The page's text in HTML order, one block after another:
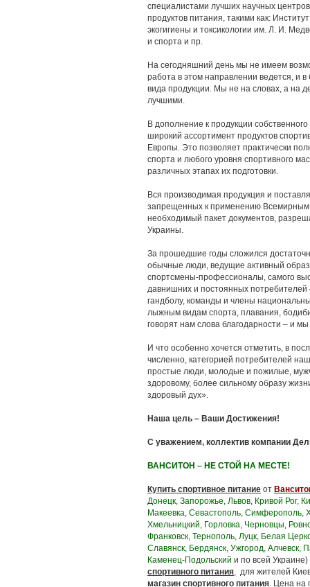
специалистами лучших научных
продуктов питания, такими как:
экогигиены и токсикологии им. Л. И.
и спорта и пр.
На сегодняшний день мы не имеем
работа в этом направлении ведется, и
вида продукции. Мы не на словах, а на
лучшими.
В дополнение к продукции
широкий ассортимент продуктов
Европы. Это позволяет практически
спорта и любого уровня спортивного
различных этапах их подготовки.
Вся производимая продукция и
запрещенных к применению Всемирным
необходимый пакет документов,
Украины.
За прошедшие годы сложился
обычные люди, ведущие активный
спортсмены-профессионалы, самого
давнишних и постоянных потребителей
гандболу, команды и члены
лыжным видам спорта, плавания,
говорят нам слова благодарности – и
И что особенно хочется отметить, в
численно, категорией потребителей
простые люди, молодые и пожилые,
здоровому, более сильному образу
здоровый дух».
Наша цель – Ваши Достижения!
С уважением, коллектив компании
ВАНСИТОН – НЕ СТОЙ НА МЕСТЕ!
Купить спортивное питание от
Донецк, Запорожье, Львов, Кривой Рог,
Макеевка, Севастополь, Симферополь,
Хмельницкий, Горловка, Черновцы,
Франковск, Тернополь, Луцк, Белая
Славянск, Бердянск, Ужгород, Алчевск,
Каменец-Подольский и по всей
спортивного питания, для жителей
магазин спортивного питания. Цена на